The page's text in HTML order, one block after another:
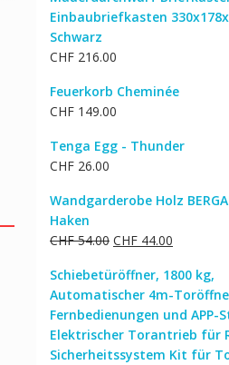
Einbaubriefkasten
Schwarz
CHF 216.00
Feuerkorb Cheminée
CHF 149.00
Tenga Egg - Thunder
CHF 26.00
Wandgarderobe Holz
Haken
CHF54.00 Ursprünglicher
war:
CHF 54.00
CHF 44.00
ist:
CHF
Schiebetüröffner, 1800 kg,
Automatischer 4m-
Fernbedienungen und APP-
Elektrischer Torantrieb für
Sicherheitssystem Kit für